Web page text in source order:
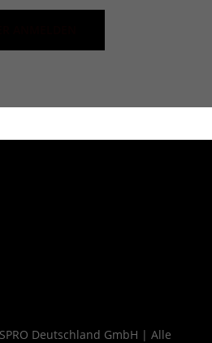
Deutschland GmbH | Alle